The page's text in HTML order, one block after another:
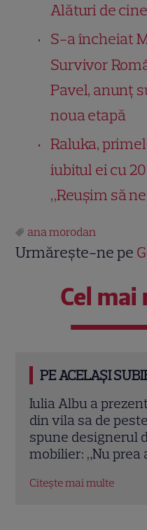
Alături de
S-a încheiat
Survivor
Pavel, anunț
noua etapă
Raluka,
iubitul ei cu
„Reușim să
ana morodan
Urmărește-ne pe
Cel mai
PE ACELAȘI
Teo Trandafir,
ei, Maia, a plecat
dintre noi nu ne-o